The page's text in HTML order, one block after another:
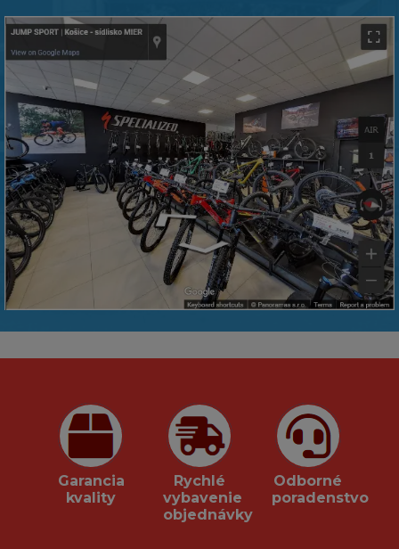
Garancia
kvality
Rychlé
vybavenie
objednávky
Odborné
poradenstvo